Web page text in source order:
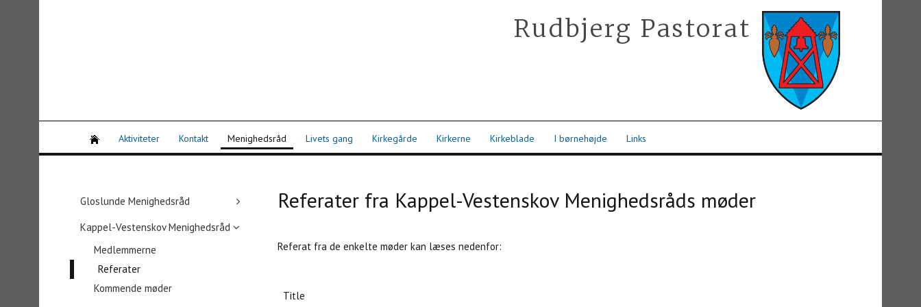
Rudbjerg Pastorat
Aktiviteter Kontakt Menighedsråd Livets gang Kirkegårde Kirkerne Kirkeblade I børnehøjde Links
Gloslunde Menighedsråd
Kappel-Vestenskov Menighedsråd
Medlemmerne
Referater
Kommende møder
Referater fra Kappel-Vestenskov Menighedsråds møder
Referat fra de enkelte møder kan læses nedenfor:
Title